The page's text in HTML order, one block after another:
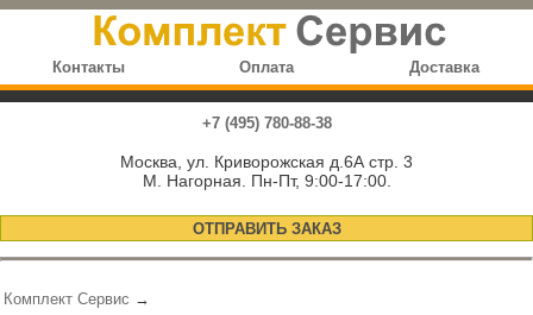
Контакты Оплата Доставка
+7 (495) 780-88-38
Москва, ул. Криворожская д.6А стр. 3
М. Нагорная. Пн-Пт, 9:00-17:00.
ОТПРАВИТЬ ЗАКАЗ
Комплект Сервис →